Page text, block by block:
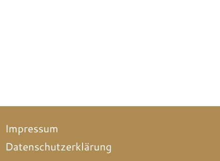
Impressum
Datenschutzerklärung